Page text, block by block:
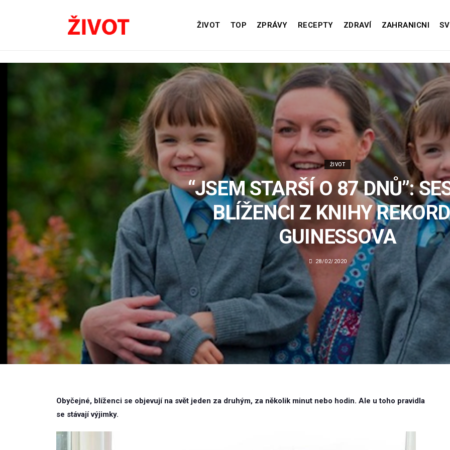
ŽIVOT TOP ZPRÁVY RECEPTY ZDRAVÍ ZAHRANICNI
ŽIVOT
“JSEM STARŠÍ O 87 DNŮ”:
BLÍŽENCI Z KNIHY
GUINESSOVA
28/02/2020
Obyčejné, blíženci se objevují na svět jeden za druhým, za několik minut nebo hodin. Ale u toho pravidla
se stávají výjimky.